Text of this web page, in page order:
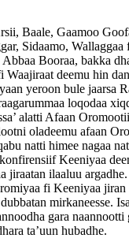
Baale, Gaamoo
Sidaamo,
Booraa, bakka
deemu hin
yeroon bule jaarsa
loqodaa
alatti Afaan
oladeemu afaan
natti himee nagaa
Keeniyaa
jiraatan ilaaluu
fi Keeniyaa
mirkaneesse.
gara naannootti
ta’uun hubadhe.